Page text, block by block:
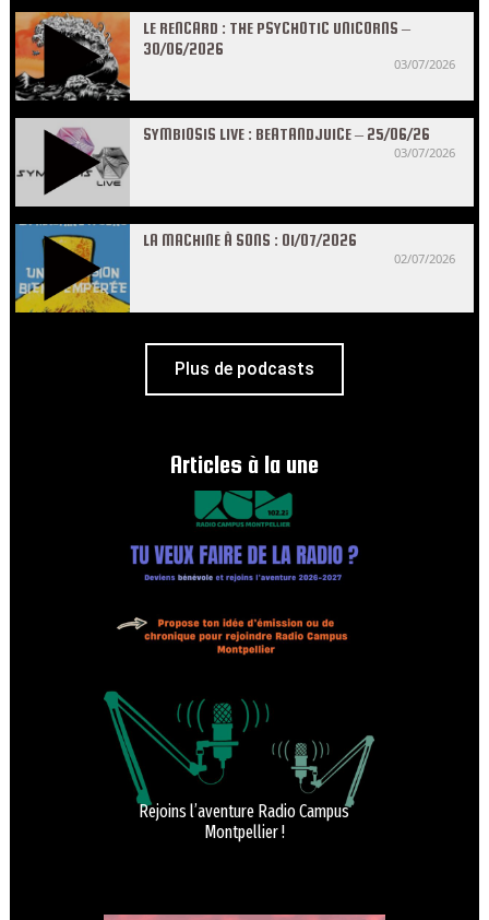
LE RENCARD : THE PSYCHOTIC UNICORNS –
30/06/2026
03/07/2026
SYMBIOSIS LIVE : BEATANDJUICE – 25/06/26
03/07/2026
LA MACHINE À SONS : 01/07/2026
02/07/2026
Plus de podcasts
Articles à la une
Rejoins l’aventure Radio Campus
Montpellier !